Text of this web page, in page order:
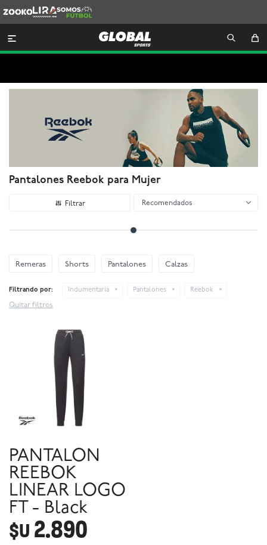
Lira
Somos
Futbol

Pantalones Reebok para Mujer
Recomendados
Remeras Shorts Pantalones Calzas
Filtrando por: Indumentaria Pantalones Reebok
Quitar filtros
PANTALON
REEBOK
LINEAR LOGO
FT - Black
$U 2.890